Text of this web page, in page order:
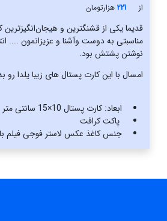
از 221 هزار‌تومان
قدیما یکی از قشنگترین و ‌‌هیجان‌انگیزترین
مناسبتی به دوست و‌آشنا و عزیزانمون ....
نوشتن پشتش بود.
امسال با این کارت پستال های زیبا یلدا رو
ابعاد: کارت پستال 10×15 سانتی متر
پاکت کرافت
جنس کاغذ عکس لاستر فوجی فیلم با